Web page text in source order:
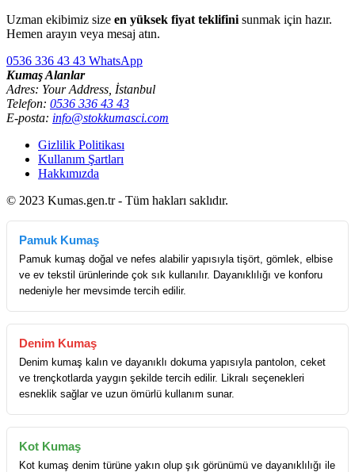
Uzman ekibimiz size en yüksek fiyat teklifini sunmak için hazır.
Hemen arayın veya mesaj atın.
0536 336 43 43 WhatsApp
Kumaş Alanlar
Adres: Your Address, İstanbul
Telefon: 0536 336 43 43
E-posta: info@stokkumasci.com
Gizlilik Politikası
Kullanım Şartları
Hakkımızda
© 2023 Kumas.gen.tr - Tüm hakları saklıdır.
Pamuk Kumaş
Pamuk kumaş doğal ve nefes alabilir yapısıyla tişört, gömlek, elbise
ve ev tekstil ürünlerinde çok sık kullanılır. Dayanıklılığı ve konforu
nedeniyle her mevsimde tercih edilir.
Denim Kumaş
Denim kumaş kalın ve dayanıklı dokuma yapısıyla pantolon, ceket
ve trençkotlarda yaygın şekilde tercih edilir. Likralı seçenekleri
esneklik sağlar ve uzun ömürlü kullanım sunar.
Kot Kumaş
Kot kumaş denim türüne yakın olup şık görünümü ve dayanıklılığı ile